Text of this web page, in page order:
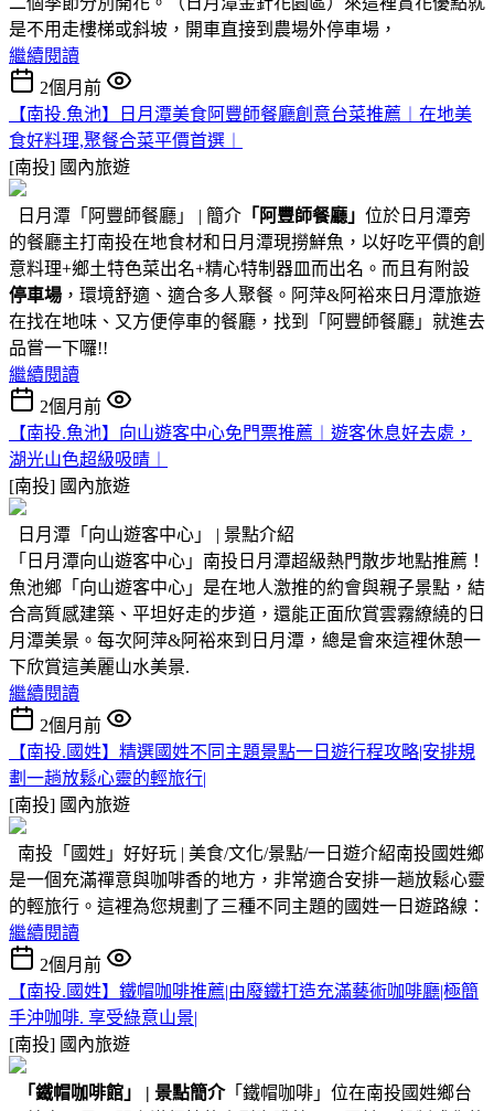
是不用走樓梯或斜坡，開車直接到農場外停車場，
繼續閱讀
2個月前
【南投.魚池】日月潭美食阿豐師餐廳創意台菜推薦︱在地美
食好料理,聚餐合菜平價首選︱
[南投] 國內旅遊
日月潭「阿豐師餐廳」 | 簡介 「阿豐師餐廳」 位於日月潭旁
的餐廳主打南投在地食材和日月潭現撈鮮魚，以好吃平價的創
意料理+鄉土特色菜出名+精心特制器皿而出名。而且有附設
停車場 ，環境舒適、適合多人聚餐。阿萍&阿裕來日月潭旅遊
在找在地味、又方便停車的餐廳，找到「阿豐師餐廳」就進去
品嘗一下囉!!
繼續閱讀
2個月前
【南投.魚池】向山遊客中心免門票推薦︱遊客休息好去處，
湖光山色超級吸晴︱
[南投] 國內旅遊
日月潭「向山遊客中心」 | 景點介紹
「日月潭向山遊客中心」南投日月潭超級熱門散步地點推薦！
魚池鄉「向山遊客中心」是在地人激推的約會與親子景點，結
合高質感建築、平坦好走的步道，還能正面欣賞雲霧繚繞的日
月潭美景。每次阿萍&阿裕來到日月潭，總是會來這裡休憩一
下欣賞這美麗山水美景.
繼續閱讀
2個月前
【南投.國姓】精選國姓不同主題景點一日遊行程攻略|安排規
劃一趟放鬆心靈的輕旅行|
[南投] 國內旅遊
南投「國姓」好好玩 | 美食/文化/景點/一日遊介紹南投國姓鄉
是一個充滿禪意與咖啡香的地方，非常適合安排一趟放鬆心靈
的輕旅行。這裡為您規劃了三種不同主題的國姓一日遊路線：
繼續閱讀
2個月前
【南投.國姓】鐵帽咖啡推薦|由廢鐵打造充滿藝術咖啡廳|極簡
手沖咖啡. 享受綠意山景|
[南投] 國內旅遊
「鐵帽咖啡館」 | 景點簡介「鐵帽咖啡」位在南投國姓鄉台